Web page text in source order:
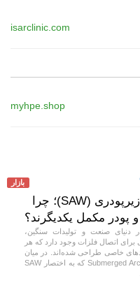
isarclinic.com
myhpe.shop
بازار
جوشکاری زیرپودری (SAW)؛ چرا
مکمل یکدیگرند؟
دنیای صنعت و تولیدات سنگین،
اتصال فلزات وجود دارد که هر
خاصی طراحی شده‌اند. در میان
این تکنولوژی‌ها، جوشکاری زیرپودری یا Submerged Arc Welding که به اختصار SAW